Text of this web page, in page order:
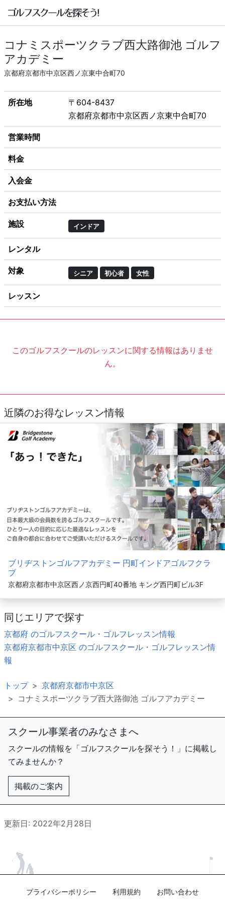
コナミスポーツクラブ西大路御池 ゴルフ
アカデミー
京都府京都市中京区西ノ京東中合町70
所在地
〒604-8437
京都府京都市中京区西ノ京東中合町70
営業時間
料金
入会金
お支払い方法
施設 インドア
レンタル
対象 シニア 初心者 女性
レッスン
このゴルフスクールのレッスンに関する情報はありませ
ん。
近隣のお得なレッスン情報
ブリヂストンゴルフアカデミー 円町インドアゴルフクラ
ブ
京都府京都市中京区西ノ京西円町40番地 キング西円町ビル3F
同じエリアで探す
京都府 のゴルフスクール・ゴルフレッスン情報
京都府京都市中京区 のゴルフスクール・ゴルフレッスン情
報
トップ
京都府京都市中京区
コナミスポーツクラブ西大路御池 ゴルフアカデミー
スクール事業者のみなさまへ
スクールの情報を「ゴルフスクールを探そう！」に掲載し
てみませんか？
掲載のご案内
更新日: 2022年2月28日
プライバシーポリシー 利用規約 お問い合わせ